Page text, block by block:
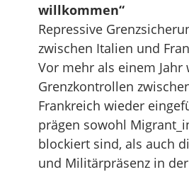
willkommen“
Repressive
zwischen Italien und
Vor mehr als einem Jahr
Grenzkontrollen
Frankreich wieder
prägen sowohl
blockiert sind, als auch
und Militärpräsenz in